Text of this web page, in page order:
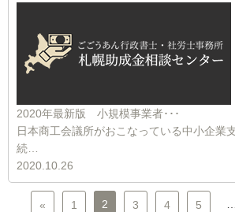
2020年最新版 小規模事業者･･･
日本商工会議所がおこなっている中小企業
続…
2020.10.26
« 1 2 3 4 5